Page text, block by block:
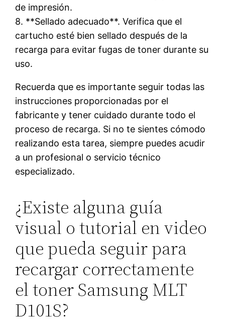
de impresión.
8. **Sellado adecuado**. Verifica que el
cartucho esté bien sellado después de la
recarga para evitar fugas de toner durante su
uso.
Recuerda que es importante seguir todas las
instrucciones proporcionadas por el
fabricante y tener cuidado durante todo el
proceso de recarga. Si no te sientes cómodo
realizando esta tarea, siempre puedes acudir
a un profesional o servicio técnico
especializado.
¿Existe alguna guía
visual o tutorial en video
que pueda seguir para
recargar correctamente
el toner Samsung MLT
D101S?